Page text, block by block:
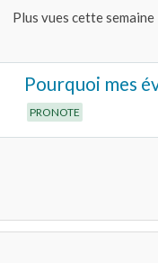
Plus vues cette semaine
Pourquoi mes
PRONOTE